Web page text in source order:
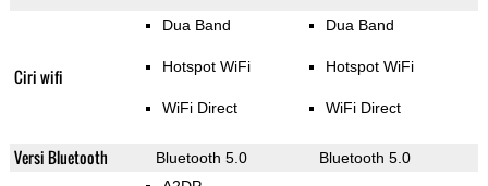
Ciri wifi
Dua Band
Hotspot WiFi
WiFi Direct
Dua Band
Hotspot WiFi
WiFi Direct
Versi Bluetooth Bluetooth 5.0 Bluetooth 5.0